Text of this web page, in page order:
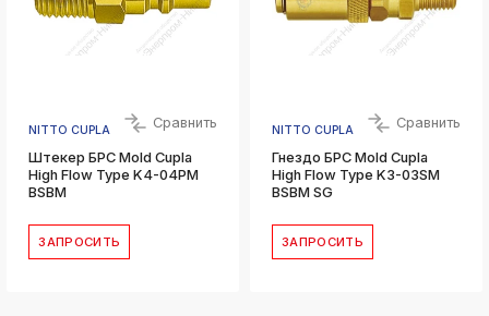
NITTO CUPLA Сравнить
Штекер БРС Mold Cupla
High Flow Type K4-04PM
BSBM
ЗАПРОСИТЬ
NITTO CUPLA Сравнить
Гнездо БРС Mold Cupla
High Flow Type K3-03SM
BSBM SG
ЗАПРОСИТЬ